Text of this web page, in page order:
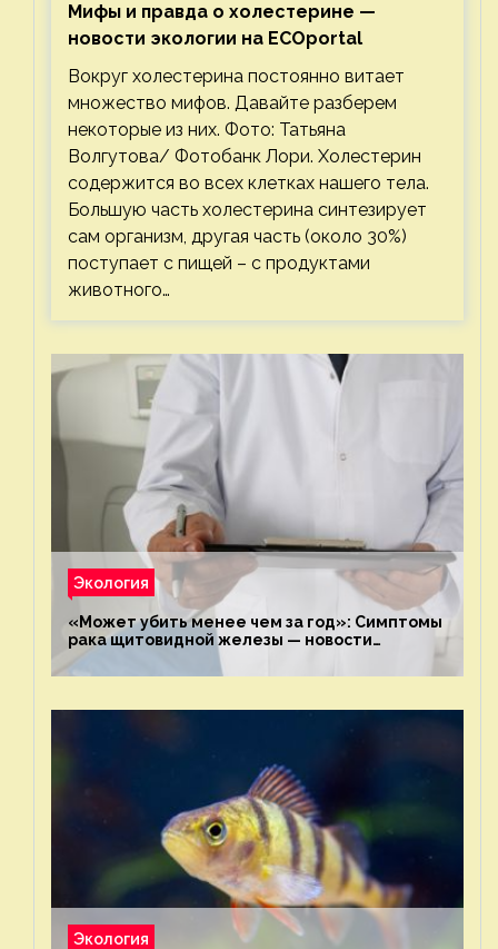
Мифы и правда о холестерине —
новости экологии на ECOportal
Вокруг холестерина постоянно витает
множество мифов. Давайте разберем
некоторые из них. Фото: Татьяна
Волгутова/ Фотобанк Лори. Холестерин
содержится во всех клетках нашего тела.
Большую часть холестерина синтезирует
сам организм, другая часть (около 30%)
поступает с пищей – с продуктами
животного…
Экология
«Может убить менее чем за год»: Симптомы
рака щитовидной железы — новости
экологии на ECOportal
Экология